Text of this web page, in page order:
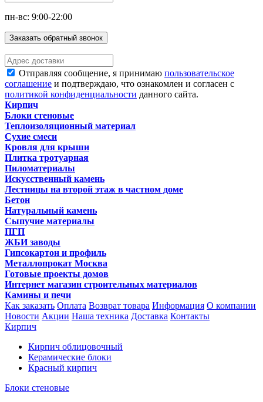
пн-вс: 9:00-22:00
Заказать обратный звонок
Отправляя сообщение, я принимаю пользовательское
соглашение и подтверждаю, что ознакомлен и согласен с
политикой конфиденциальности данного сайта.
Кирпич
Блоки стеновые
Теплоизоляционный материал
Сухие смеси
Кровля для крыши
Плитка тротуарная
Пиломатериалы
Искусственный камень
Лестницы на второй этаж в частном доме
Бетон
Натуральный камень
Сыпучие материалы
ПГП
ЖБИ заводы
Гипсокартон и профиль
Металлопрокат Москва
Готовые проекты домов
Интернет магазин строительных материалов
Камины и печи
Как заказать Оплата Возврат товара Информация О компании
Новости Акции Наша техника Доставка Контакты
Кирпич
Кирпич облицовочный
Керамические блоки
Красный кирпич
Блоки стеновые